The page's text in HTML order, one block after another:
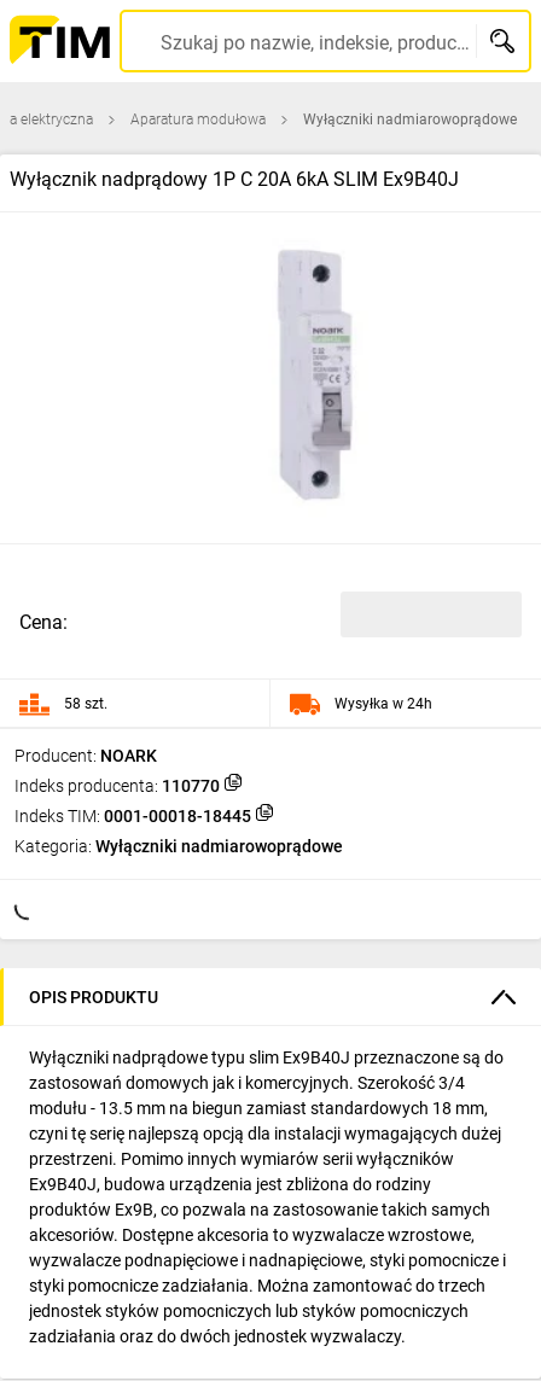
Szukaj po nazwie, indeksie, producencie, kodzie kreskowym...
elektryczna Aparatura modułowa Wyłączniki nadmiarowoprądowe
Wyłącznik nadprądowy 1P C 20A 6kA SLIM Ex9B40J
Producent: NOARK
Indeks producenta: 110770
Indeks TIM: 0001-00018-18445
Kategoria: Wyłączniki nadmiarowoprądowe
Cena:
58 szt. Wysyłka w 24h
OPIS PRODUKTU
Wyłączniki nadprądowe typu slim Ex9B40J przeznaczone są do
zastosowań domowych jak i komercyjnych. Szerokość 3/4
modułu - 13.5 mm na biegun zamiast standardowych 18 mm,
czyni tę serię najlepszą opcją dla instalacji wymagających dużej
przestrzeni. Pomimo innych wymiarów serii wyłączników
Ex9B40J, budowa urządzenia jest zbliżona do rodziny
produktów Ex9B, co pozwala na zastosowanie takich samych
akcesoriów. Dostępne akcesoria to wyzwalacze wzrostowe,
wyzwalacze podnapięciowe i nadnapięciowe, styki pomocnicze i
styki pomocnicze zadziałania. Można zamontować do trzech
jednostek styków pomocniczych lub styków pomocniczych
zadziałania oraz do dwóch jednostek wyzwalaczy.